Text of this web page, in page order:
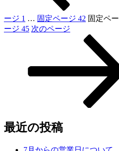
ージ 1 … 固定ページ 42 固定ペ
ージ 45 次のページ
最近の投稿